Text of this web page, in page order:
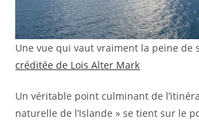
Une vue qui vaut vraiment la peine
créditée de Lois Alter Mark
Un véritable point culminant de
naturelle de l’Islande » se tient sur le